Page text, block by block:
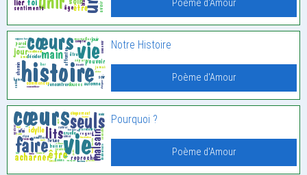
Poème d'Amour
Notre Histoire
Poème d'Amour
Pourquoi ?
Poème d'Amour